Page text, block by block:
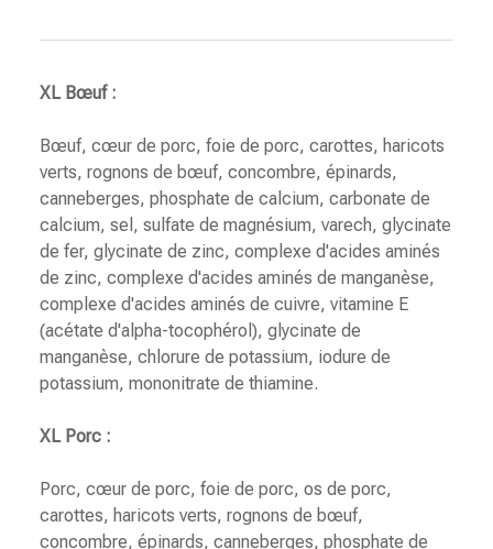
XL Bœuf :
Bœuf, cœur de porc, foie de porc, carottes, haricots
verts, rognons de bœuf, concombre, épinards,
canneberges, phosphate de calcium, carbonate de
calcium, sel, sulfate de magnésium, varech, glycinate
de fer, glycinate de zinc, complexe d'acides aminés
de zinc, complexe d'acides aminés de manganèse,
complexe d'acides aminés de cuivre, vitamine E
(acétate d'alpha-tocophérol), glycinate de
manganèse, chlorure de potassium, iodure de
potassium, mononitrate de thiamine.
XL Porc :
Porc, cœur de porc, foie de porc, os de porc,
carottes, haricots verts, rognons de bœuf,
concombre, épinards, canneberges, phosphate de